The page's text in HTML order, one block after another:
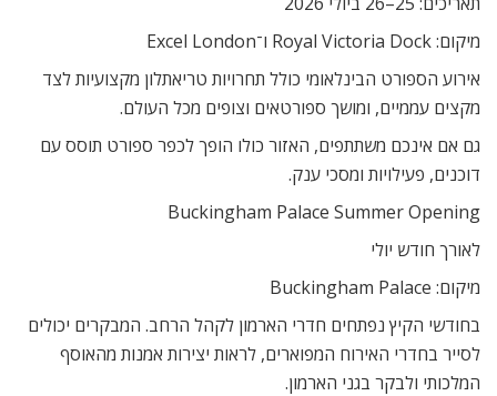
מיקום: Royal Victoria Dock ו־Excel London
אירוע הספורט הבינלאומי כולל תחרויות טריאתלון מקצועיות לצד
מקצים עממיים, ומושך ספורטאים וצופים מכל העולם.
גם אם אינכם משתתפים, האזור כולו הופך לכפר ספורט תוסס עם
דוכנים, פעילויות ומסכי ענק.
Buckingham Palace Summer Opening
לאורך חודש יולי
מיקום: Buckingham Palace
בחודשי הקיץ נפתחים חדרי הארמון לקהל הרחב. המבקרים יכולים
לסייר בחדרי האירוח המפוארים, לראות יצירות אמנות מהאוסף
המלכותי ולבקר בגני הארמון.